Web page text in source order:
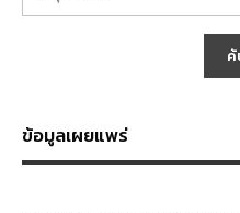
ข้อมูลเผยแพร่